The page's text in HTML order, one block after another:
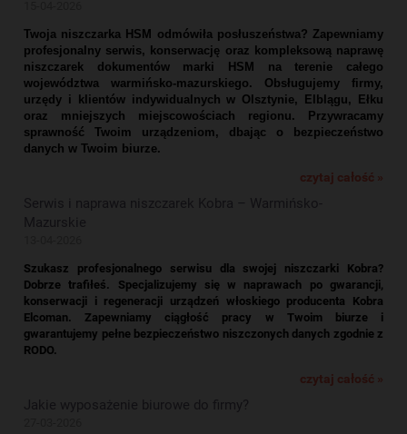
Twoja niszczarka HSM odmówiła posłuszeństwa? Zapewniamy
profesjonalny serwis, konserwację oraz kompleksową naprawę
niszczarek dokumentów marki HSM na terenie całego
województwa warmińsko-mazurskiego. Obsługujemy firmy,
urzędy i klientów indywidualnych w Olsztynie, Elblągu, Ełku
oraz mniejszych miejscowościach regionu. Przywracamy
sprawność Twoim urządzeniom, dbając o bezpieczeństwo
danych w Twoim biurze.
czytaj całość »
Serwis i naprawa niszczarek Kobra – Warmińsko-
Mazurskie
Szukasz profesjonalnego serwisu dla swojej niszczarki Kobra?
Dobrze trafiłeś. Specjalizujemy się w naprawach po gwarancji,
konserwacji i regeneracji urządzeń włoskiego producenta Kobra
Elcoman. Zapewniamy ciągłość pracy w Twoim biurze i
gwarantujemy pełne bezpieczeństwo niszczonych danych zgodnie z
RODO.
czytaj całość »
Jakie wyposażenie biurowe do firmy?